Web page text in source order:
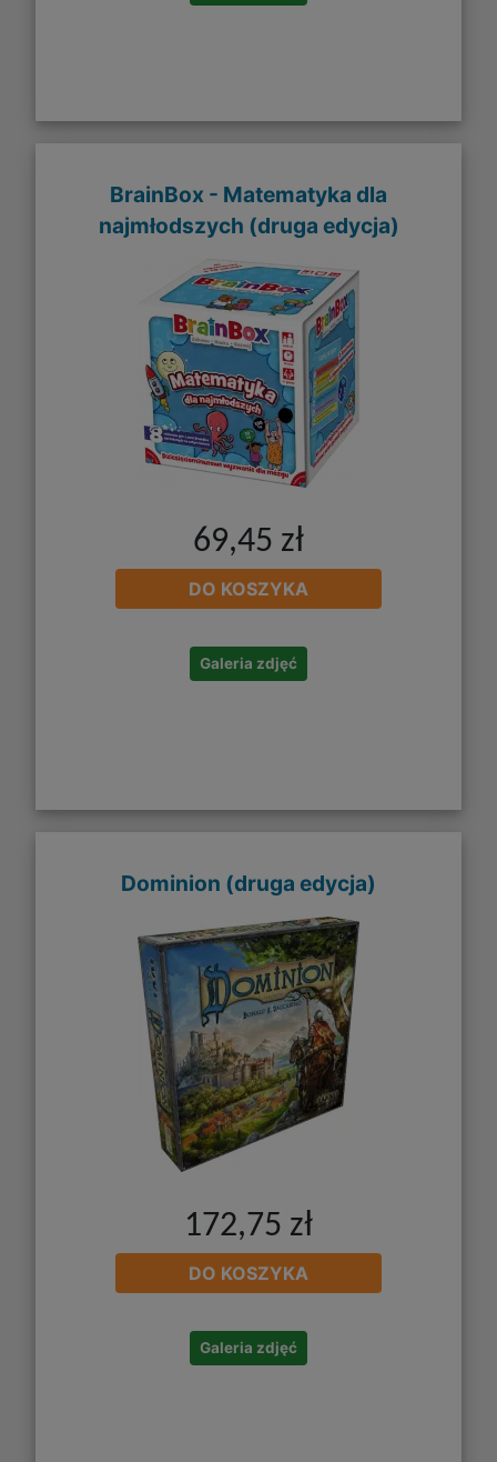
BrainBox - Matematyka dla
najmłodszych (druga edycja)
69,45 zł
DO KOSZYKA
Galeria zdjęć
Dominion (druga edycja)
172,75 zł
DO KOSZYKA
Galeria zdjęć